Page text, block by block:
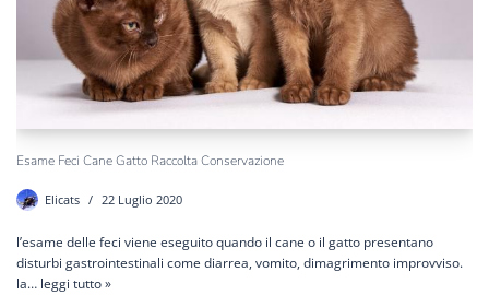
Esame Feci Cane Gatto Raccolta Conservazione
Elicats 22 Luglio 2020
l’esame delle feci viene eseguito quando il cane o il gatto presentano
disturbi gastrointestinali come diarrea, vomito, dimagrimento improvviso.
la… leggi tutto »